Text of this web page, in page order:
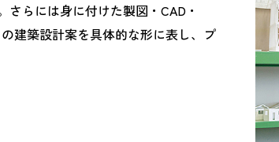
らには身に付けた製図・CAD・
建築設計案を具体的な形に表し、プ